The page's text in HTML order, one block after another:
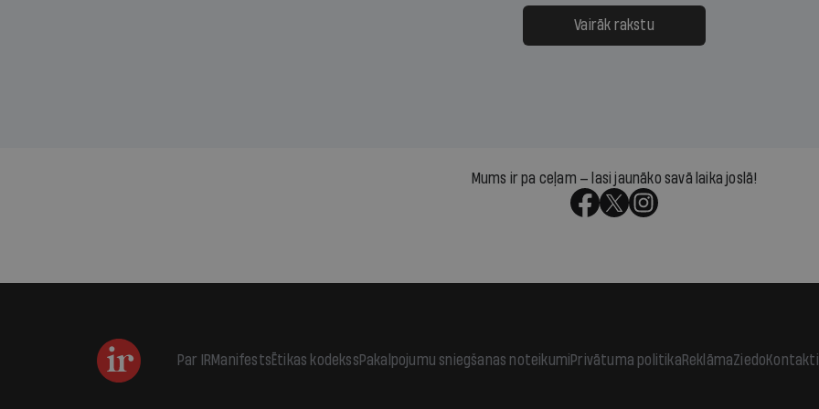
kas jāpārskaita jau trīs dienas
pirms nākamās sapulces
atbalsts un drosme
meteovērojumus arī tad,
Vairāk rakstu
Mums ir pa ceļam — lasi jaunāko savā laika joslā!
Par IRManifestsĒtikas kodekssPakalpojumu sniegšanas noteikumiPrivātuma politikaReklāmaZiedoKontakti